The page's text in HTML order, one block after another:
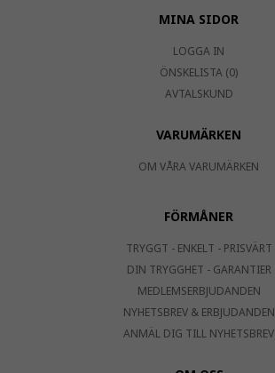
MINA SIDOR
LOGGA IN
ÖNSKELISTA (0)
AVTALSKUND
VARUMÄRKEN
OM VÅRA VARUMÄRKEN
FÖRMÅNER
TRYGGT - ENKELT - PRISVÄRT
DIN TRYGGHET - GARANTIER
MEDLEMSERBJUDANDEN
NYHETSBREV & ERBJUDANDEN
ANMÄL DIG TILL NYHETSBREV